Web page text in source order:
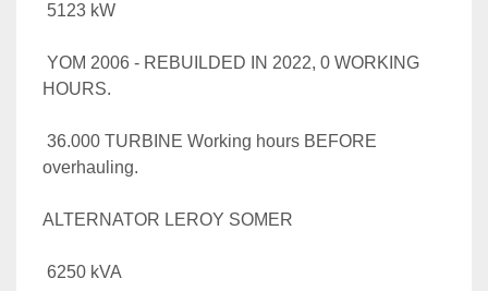
5123 kW
HOURS.
overhauling.
ALTERNATOR LEROY SOMER
6250 kVA